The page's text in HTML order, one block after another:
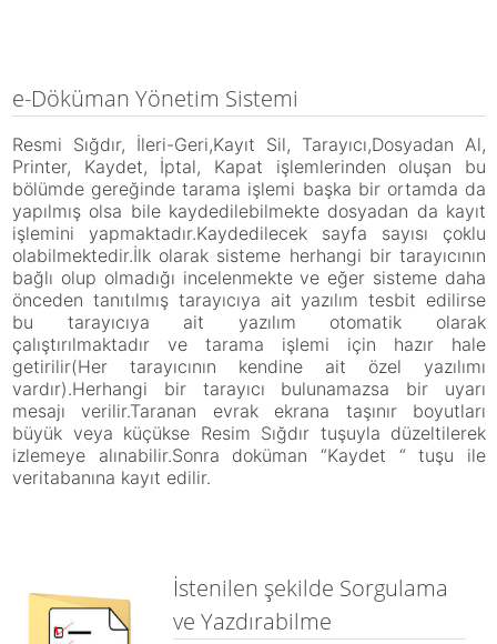
e-Döküman Yönetim Sistemi
Resmi Sığdır, İleri-Geri,Kayıt Sil, Tarayıcı,Dosyadan Al,
Printer, Kaydet, İptal, Kapat işlemlerinden oluşan bu
bölümde gereğinde tarama işlemi başka bir ortamda da
yapılmış olsa bile kaydedilebilmekte dosyadan da kayıt
işlemini yapmaktadır.Kaydedilecek sayfa sayısı çoklu
olabilmektedir.İlk olarak sisteme herhangi bir tarayıcının
bağlı olup olmadığı incelenmekte ve eğer sisteme daha
önceden tanıtılmış tarayıcıya ait yazılım tesbit edilirse
bu tarayıcıya ait yazılım otomatik olarak
çalıştırılmaktadır ve tarama işlemi için hazır hale
getirilir(Her tarayıcının kendine ait özel yazılımı
vardır).Herhangi bir tarayıcı bulunamazsa bir uyarı
mesajı verilir.Taranan evrak ekrana taşınır boyutları
büyük veya küçükse Resim Sığdır tuşuyla düzeltilerek
izlemeye alınabilir.Sonra doküman “Kaydet “ tuşu ile
veritabanına kayıt edilir.
İstenilen şekilde Sorgulama
ve Yazdırabilme